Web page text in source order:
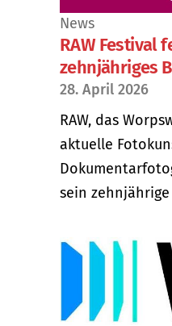
News
RAW Festival
zehnjähriges
28. April 2026
RAW, das
aktuelle
sein zehnjährige